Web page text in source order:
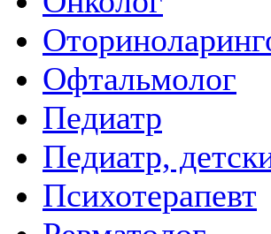
Офтальмолог
Педиатр
Педиатр,
Психотерапевт